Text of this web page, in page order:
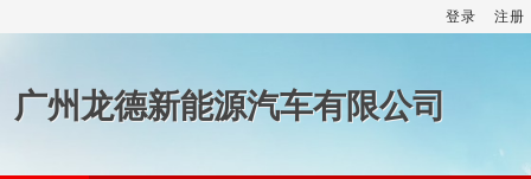
登录 注册
广州龙德新能源汽车有限公司